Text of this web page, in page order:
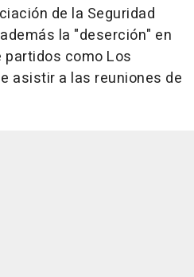
de la Seguridad
la "deserción" en
como Los
asistir a las reuniones de